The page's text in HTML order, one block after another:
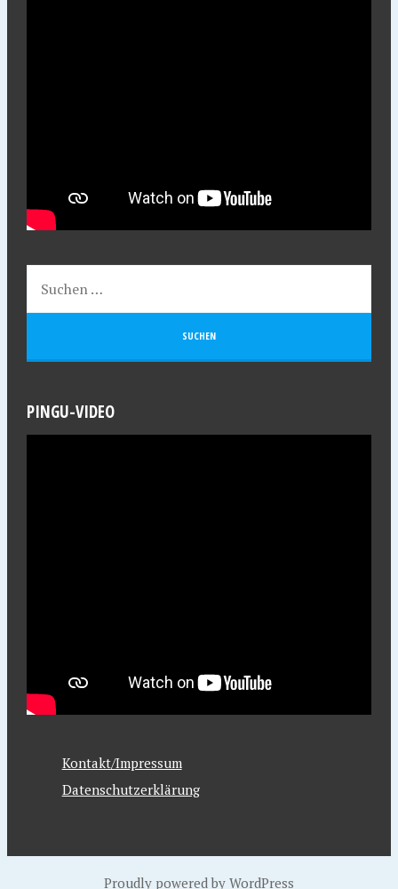
PINGU-VIDEO
Kontakt/Impressum
Datenschutzerklärung
Proudly powered by WordPress